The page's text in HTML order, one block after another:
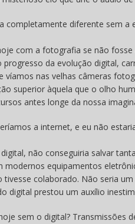
completamente diferente sem
com a fotografia se não fosse
progresso da evolução digital,
víamos nas velhas câmeras
superior àquela que o olho
antes longe da nossa
a internet, e eu não
não conseguiria salvar
modernos equipamentos
tivesse colaborado. Não seria
digital prestou um auxílio
sem o digital? Transmissões